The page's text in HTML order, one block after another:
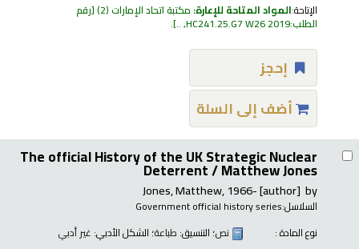
الإتاحة:المواد المتاحة للإعارة: مكتبة اتحاد الإمارات (2) رقم
الطلب:HC241.25.G7 W26 2019, ..
.
إحجز
أضف إلى السلة
The official History of the UK Strategic Nuclear
Deterrent /Matthew Jones
by
Jones, Matthew, 1966-[author]
السلاسل:Government official history series
نوع المادة :
نص؛ التنسيق: طباعة؛ الشكل الأدبي: غير أدبي